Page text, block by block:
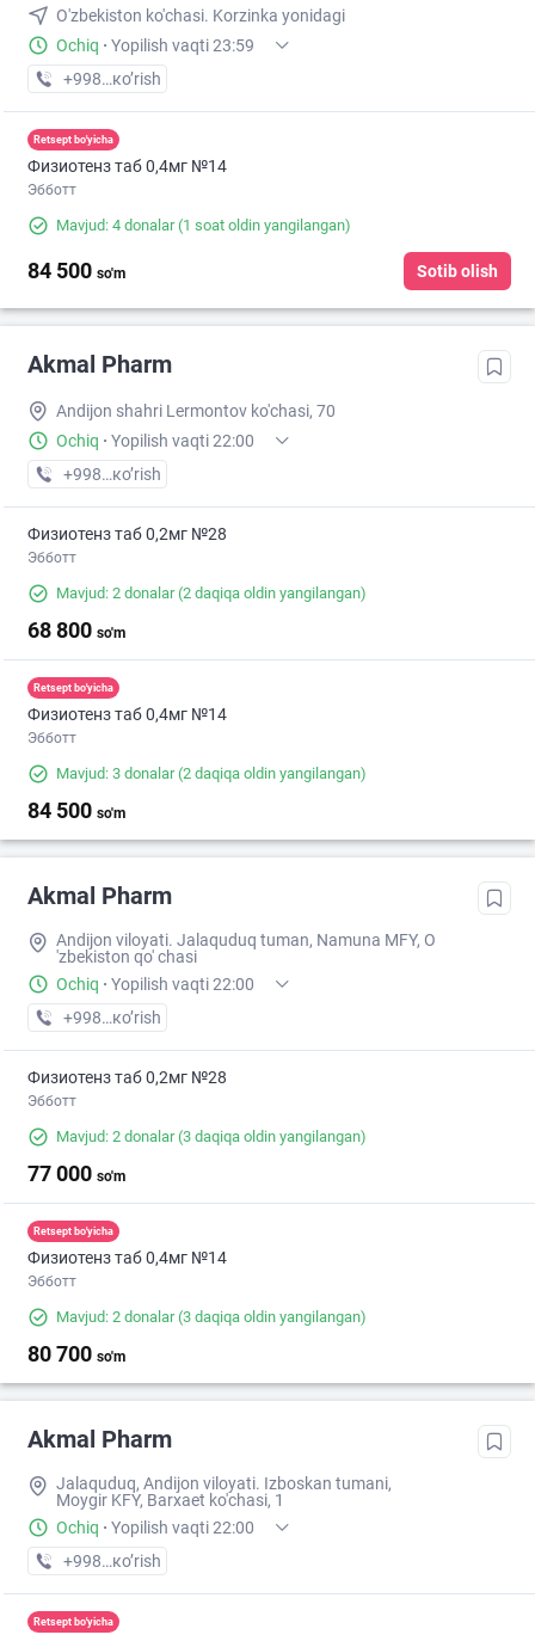
O'zbekiston ko'chasi. Korzinka yonidagi
Ochiq · Yopilish vaqti 23:59
+998 (90) XXX-XX-XX
кo’rish
Retsept bo'yicha
Физиотенз таб 0,4мг №14
Эбботт
Mavjud: 4 donalar(1 soat oldin yangilangan)
84 500 so'm Sotib olish
Akmal Pharm
Andijon shahri Lermontov ko'chasi, 70
Ochiq · Yopilish vaqti 22:00
+998 (90) XXX-XX-XX
кo’rish
Физиотенз таб 0,2мг №28
Эбботт
Mavjud: 2 donalar(2 daqiqa oldin yangilangan)
68 800 so'm
Retsept bo'yicha
Физиотенз таб 0,4мг №14
Эбботт
Mavjud: 3 donalar(2 daqiqa oldin yangilangan)
84 500 so'm
Akmal Pharm
Andijon viloyati. Jalaquduq tuman, Namuna MFY, O
'zbekiston qo' chasi
Ochiq · Yopilish vaqti 22:00
+998 (90) XXX-XX-XX
кo’rish
Физиотенз таб 0,2мг №28
Эбботт
Mavjud: 2 donalar(3 daqiqa oldin yangilangan)
77 000 so'm
Retsept bo'yicha
Физиотенз таб 0,4мг №14
Эбботт
Mavjud: 2 donalar(3 daqiqa oldin yangilangan)
80 700 so'm
Akmal Pharm
Jalaquduq, Andijon viloyati. Izboskan tumani,
Moygir KFY, Barxaet ko'chasi, 1
Ochiq · Yopilish vaqti 22:00
+998 (90) XXX-XX-XX
кo’rish
Retsept bo'yicha